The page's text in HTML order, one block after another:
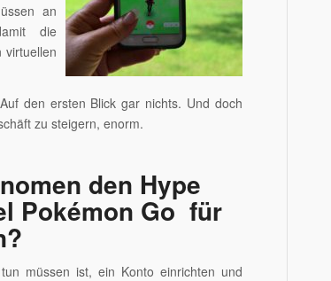
an
die
virtuellen
den ersten Blick gar nichts. Und doch
zu steigern, enorm.
den Hype
Pokémon Go für
müssen ist, ein Konto einrichten und